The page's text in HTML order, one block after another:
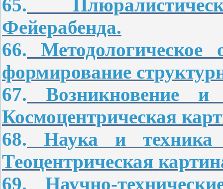
65.
Фейерабенда.
66.
формирование
67. Возникновение и
Космоцентрическая
68. Наука и техника
Теоцентрическая
69. Научно-